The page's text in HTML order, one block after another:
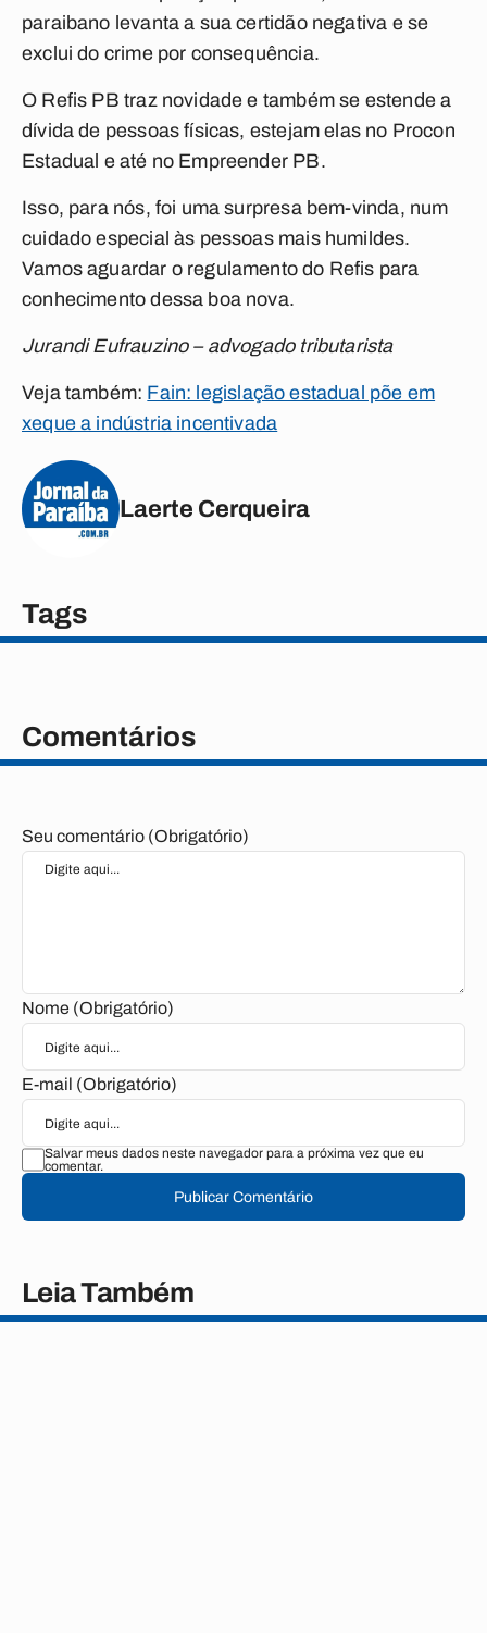
paraibano levanta a sua certidão negativa e se
exclui do crime por consequência.
O Refis PB traz novidade e também se estende a
dívida de pessoas físicas, estejam elas no Procon
Estadual e até no Empreender PB.
Isso, para nós, foi uma surpresa bem-vinda, num
cuidado especial às pessoas mais humildes.
Vamos aguardar o regulamento do Refis para
conhecimento dessa boa nova.
Jurandi Eufrauzino – advogado tributarista
Veja também: Fain: legislação estadual põe em
xeque a indústria incentivada
Laerte Cerqueira
Tags
Comentários
Seu comentário (Obrigatório)
Nome (Obrigatório)
E-mail (Obrigatório)
Salvar meus dados neste navegador para a próxima vez que eu
comentar.
Publicar Comentário
Leia Também